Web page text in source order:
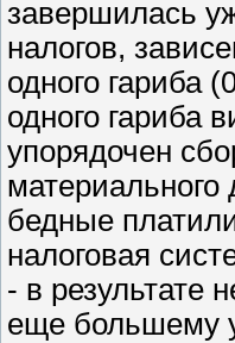
завершилась
налогов,
одного гариба
одного гариба
упорядочен
бедные
налоговая
- в результате
еще большему